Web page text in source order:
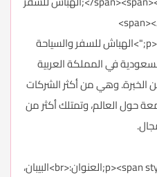
<p><span style="color: #974806;">الهباش للسفر والسياحة
في المملكة العربية
مع أكثر من 26 عام من الخبرة. وهي من أكثر الشركات
حول العالم، وتمتلك أكثر من
<p><span style="color: #974806;">&nbsp;العنوان:<br>البيبان،